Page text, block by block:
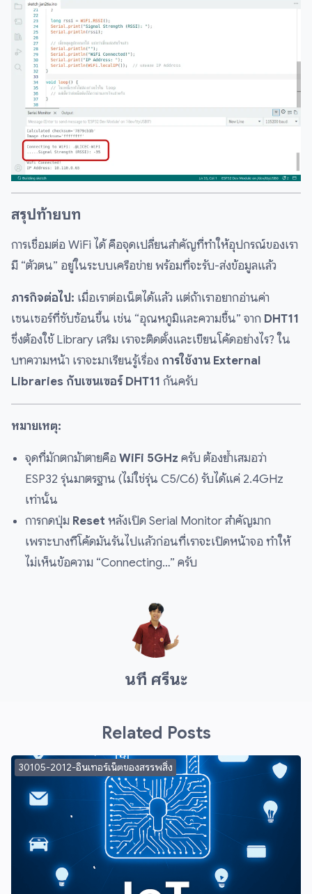
สรุปท้ายบท
การเชื่อมต่อ WiFi ได้ คือจุดเปลี่ยนสำคัญที่ทำให้อุปกรณ์ของเรา
มี “ตัวตน” อยู่ในระบบเครือข่าย พร้อมที่จะรับ-ส่งข้อมูลแล้ว
ภารกิจต่อไป: เมื่อเราต่อเน็ตได้แล้ว แต่ถ้าเราอยากอ่านค่า
เซนเซอร์ที่ซับซ้อนขึ้น เช่น “อุณหภูมิและความชื้น” จาก DHT11
ซึ่งต้องใช้ Library เสริม เราจะติดตั้งและเขียนโค้ดอย่างไร? ใน
บทความหน้า เราจะมาเรียนรู้เรื่อง การใช้งาน External
Libraries กับเซนเซอร์ DHT11 กันครับ
หมายเหตุ:
จุดที่มักตกม้าตายคือWiFi 5GHz ครับ ต้องย้ำเสมอว่า
ESP32 รุ่นมาตรฐาน (ไม่ใช่รุ่น C5/C6) รับได้แค่ 2.4GHz
เท่านั้น
การกดปุ่ม Reset หลังเปิด Serial Monitor สำคัญมาก
เพราะบางทีโค้ดมันรันไปแล้วก่อนที่เราจะเปิดหน้าจอ ทำให้
ไม่เห็นข้อความ “Connecting…” ครับ
นที ศรีนะ
Related Posts
30105-2012-อินเทอร์เน็ตของสรรพสิ่ง